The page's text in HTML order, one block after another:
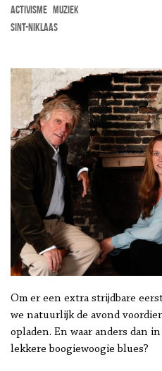
activisme muziek
Sint-Niklaas
Om er een extra strijdbare
we natuurlijk de avond
opladen. En waar anders dan
lekkere boogiewoogie blues?